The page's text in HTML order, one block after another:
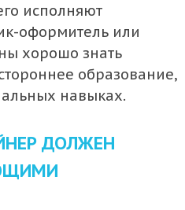
исполняют
оформитель или
хорошо знать
образование,
навыках.
ДОЛЖЕН